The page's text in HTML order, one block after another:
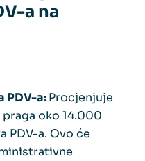
a na
PDV-a:Procjenjuje
oko 14.000
PDV-a. Ovo će